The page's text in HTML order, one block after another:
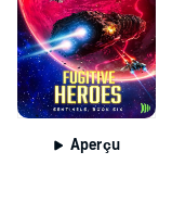
Aperçu